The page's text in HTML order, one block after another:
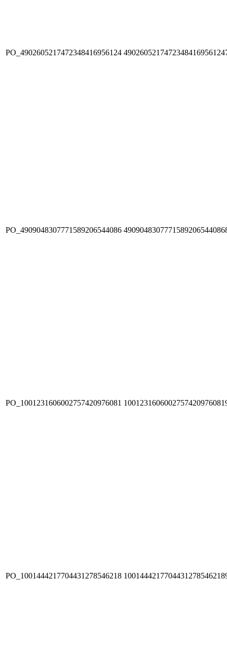
PO_4902605217472348416956124
PO_4909048307771589206544086
PO_1001231606002757420976081
PO_1001444217704431278546218